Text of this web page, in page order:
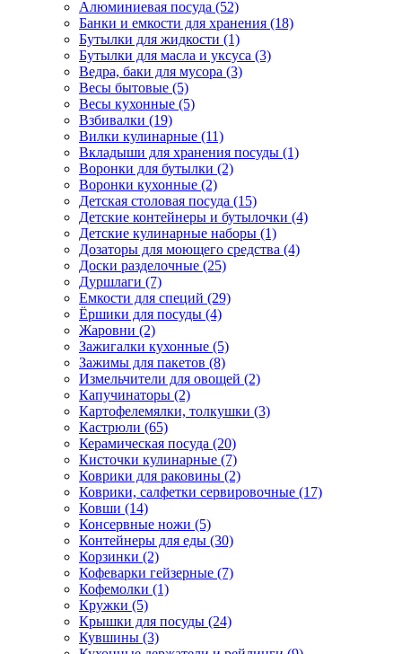
Алюминиевая посуда (52)
Банки и емкости для хранения (18)
Бутылки для жидкости (1)
Бутылки для масла и уксуса (3)
Ведра, баки для мусора (3)
Весы бытовые (5)
Весы кухонные (5)
Взбивалки (19)
Вилки кулинарные (11)
Вкладыши для хранения посуды (1)
Воронки для бутылки (2)
Воронки кухонные (2)
Детская столовая посуда (15)
Детские контейнеры и бутылочки (4)
Детские кулинарные наборы (1)
Дозаторы для моющего средства (4)
Доски разделочные (25)
Дуршлаги (7)
Емкости для специй (29)
Ёршики для посуды (4)
Жаровни (2)
Зажигалки кухонные (5)
Зажимы для пакетов (8)
Измельчители для овощей (2)
Капучинаторы (2)
Картофелемялки, толкушки (3)
Кастрюли (65)
Керамическая посуда (20)
Кисточки кулинарные (7)
Коврики для раковины (2)
Коврики, салфетки сервировочные (17)
Ковши (14)
Консервные ножи (5)
Контейнеры для еды (30)
Корзинки (2)
Кофеварки гейзерные (7)
Кофемолки (1)
Кружки (5)
Крышки для посуды (24)
Кувшины (3)